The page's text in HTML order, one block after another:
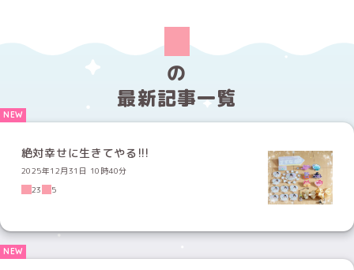
の
最新記事一覧
絶対幸せに生きてやる!!!
2025年12月31日 10時40分
23
5